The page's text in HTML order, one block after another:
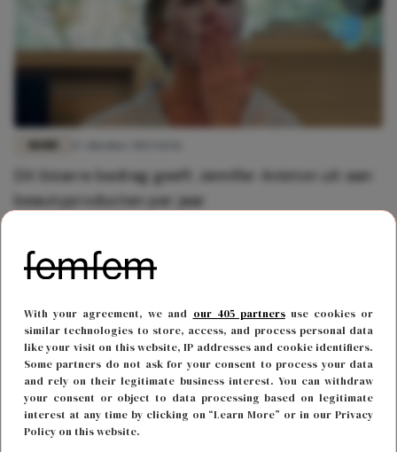
With your agreement, we and our 405 partnersuse cookies or
similar technologies to store, access, and process personal data
like your visit on this website, IP addresses and cookie identifiers.
Some partners do not ask for your consent to process your data
and rely on their legitimate business interest. You can withdraw
your consent or object to data processing based on legitimate
interest at any time by clicking on “Learn More” or in our Privacy
Policy on this website.
Dit bizarre bedrag geeft Jennifer Aniston uit aan
beautyproducten per jaar